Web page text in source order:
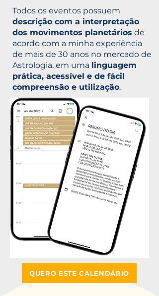
Todos os eventos possuem
descrição com a interpretação
dos movimentos planetários de
acordo com a minha experiência
de mais de 30 anos no mercado de
Astrologia, em uma linguagem
prática, acessível e de fácil
compreensão e utilização.
QUERO ESTE CALENDÁRIO